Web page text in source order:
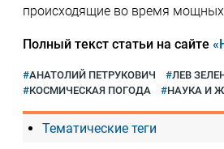
происходящие во время
Полный текст статьи на сайте
АНАТОЛИЙ ПЕТРУКОВИЧ
ЛЕВ
КОСМИЧЕСКАЯ ПОГОДА
НАУКА И
Тематические теги